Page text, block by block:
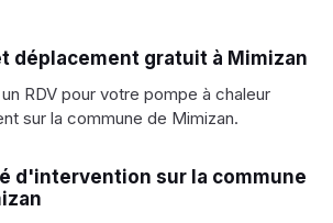
déplacement gratuit à Mimizan
RDV pour votre pompe à chaleur
sur la commune de Mimizan.
d'intervention sur la commune